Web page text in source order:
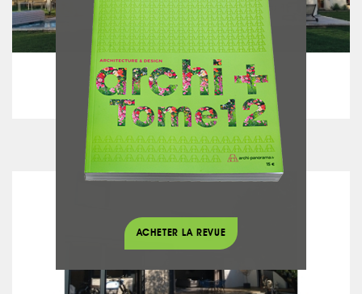
Maison contemporaine
Villa C
voir le projet
ACHETER LA REVUE